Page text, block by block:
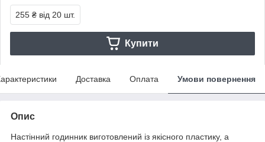
255 ₴ від 20 шт.
Купити
Доставка Оплата Умови повернення
Опис
Настінний годинник виготовлений із якісного пластику, а